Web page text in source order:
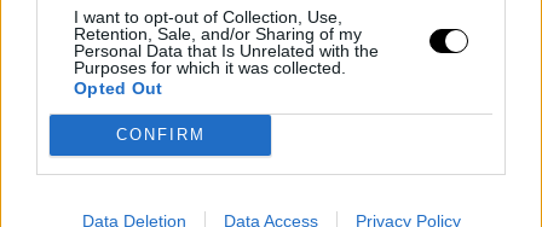
I want to opt-out of Collection, Use,
Retention, Sale, and/or Sharing of my
Personal Data that Is Unrelated with the
Purposes for which it was collected.
Opted Out
CONFIRM
Data Deletion Data Access Privacy Policy
που πάντα φανταζόσασταν.